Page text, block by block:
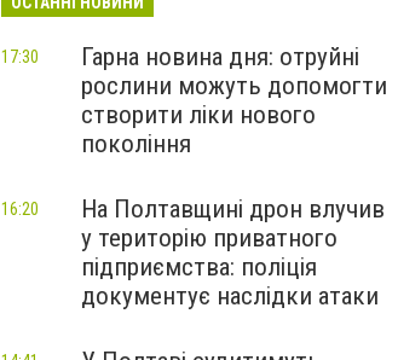
Гарна новина дня: отруйні
рослини можуть допомогти
створити ліки нового
покоління
17:30
На Полтавщині дрон влучив
у територію приватного
підприємства: поліція
документує наслідки атаки
16:20